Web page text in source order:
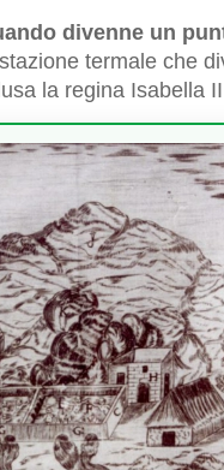
divenne un
termale che
la regina Isabella